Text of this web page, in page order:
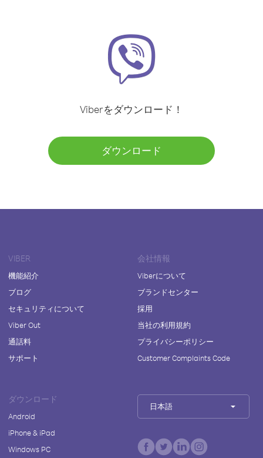
Viberをダウンロード！
ダウンロード
VIBER
機能紹介
ブログ
セキュリティについて
Viber Out
通話料
サポート
会社情報
Viberについて
ブランドセンター
採用
当社の利用規約
プライバシーポリシー
Customer Complaints Code
ダウンロード
Android
iPhone & iPad
Windows PC
日本語